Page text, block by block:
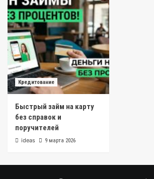
Кредитование
Быстрый займ на карту
без справок и
поручителей
ideas 9 марта 2026